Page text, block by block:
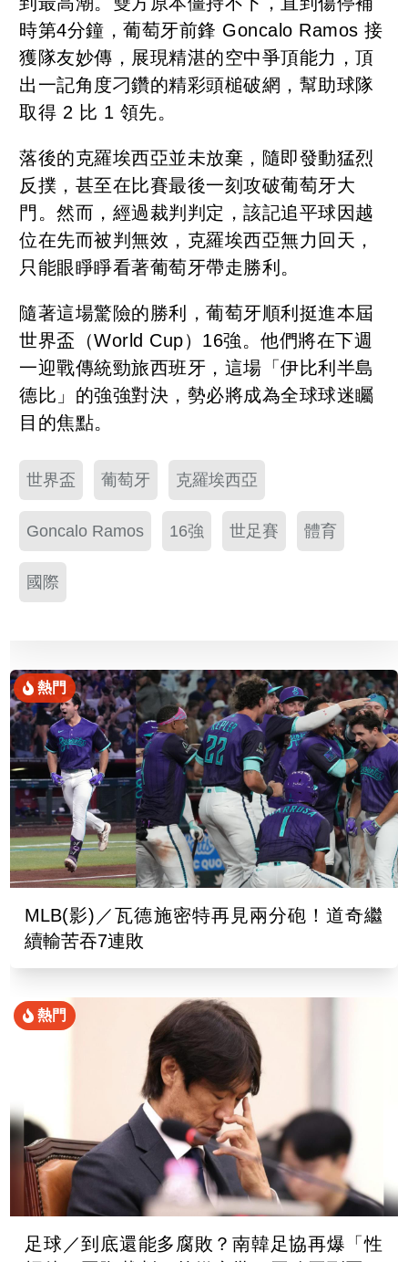
時第4分鐘，葡萄牙前鋒 Goncalo Ramos 接
獲隊友妙傳，展現精湛的空中爭頂能力，頂
出一記角度刁鑽的精彩頭槌破網，幫助球隊
取得 2 比 1 領先。
落後的克羅埃西亞並未放棄，隨即發動猛烈
反撲，甚至在比賽最後一刻攻破葡萄牙大
門。然而，經過裁判判定，該記追平球因越
位在先而被判無效，克羅埃西亞無力回天，
只能眼睜睜看著葡萄牙帶走勝利。
隨著這場驚險的勝利，葡萄牙順利挺進本屆
世界盃（World Cup）16強。他們將在下週
一迎戰傳統勁旅西班牙，這場「伊比利半島
德比」的強強對決，勢必將成為全球球迷矚
目的焦點。
世界盃 葡萄牙 克羅埃西亞
Goncalo Ramos 16強 世足賽 體育
國際
熱門
MLB(影)／瓦德施密特再見兩分砲！道奇繼
續輸苦吞7連敗
熱門
足球／到底還能多腐敗？南韓足協再爆「性